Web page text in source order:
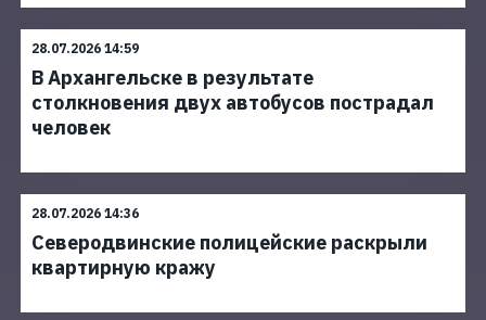
28.07.2026 14:59
В Архангельске в результате
столкновения двух автобусов пострадал
человек
28.07.2026 14:36
Северодвинские полицейские раскрыли
квартирную кражу